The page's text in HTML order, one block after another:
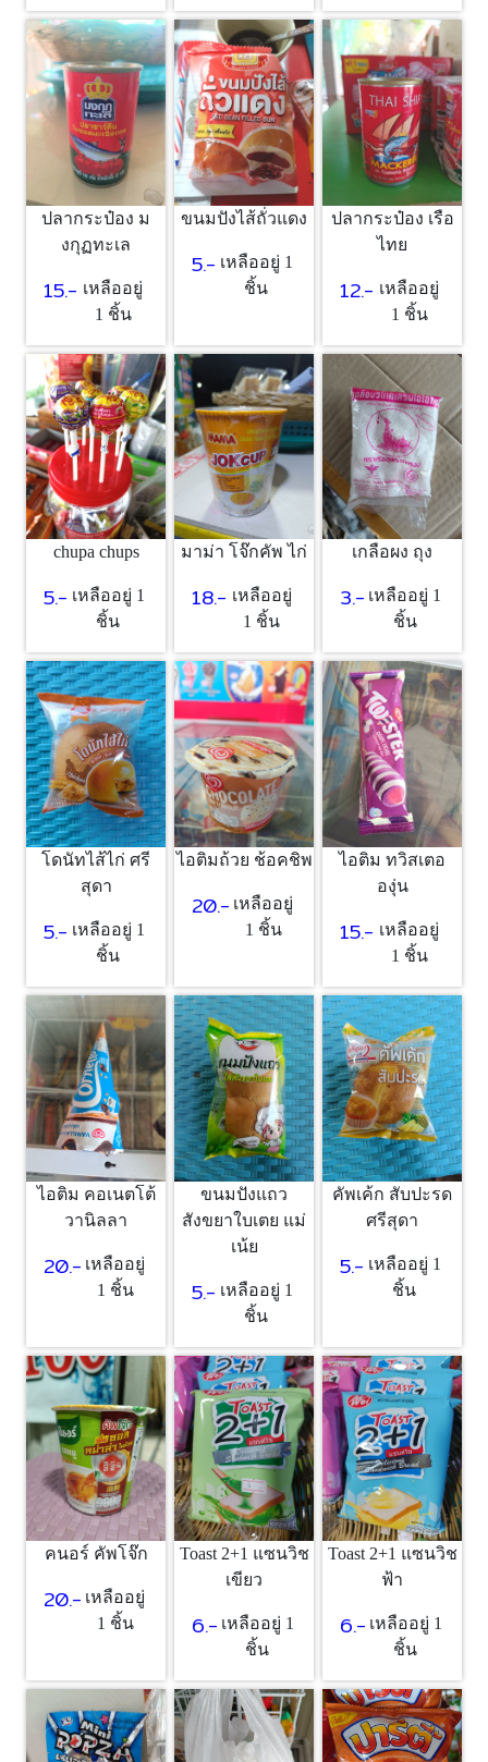
ปลากระป๋อง ม
งกุฏทะเล
15.- เหลืออยู่
1 ชิ้น
ขนมปังไส้ถั่วแดง
5.- เหลืออยู่ 1
ชิ้น
ปลากระป๋อง เรือ
ไทย
12.- เหลืออยู่
1 ชิ้น
chupa chups
5.- เหลืออยู่ 1
ชิ้น
มาม่า โจ๊กคัพ ไก่
18.- เหลืออยู่
1 ชิ้น
เกลือผง ถุง
3.- เหลืออยู่ 1
ชิ้น
โดนัทไส้ไก่ ศรี
สุดา
5.- เหลืออยู่ 1
ชิ้น
ไอติมถ้วย ช้อคชิพ
20.- เหลืออยู่
1 ชิ้น
ไอติม ทวิสเตอ
องุ่น
15.- เหลืออยู่
1 ชิ้น
ไอติม คอเนตโต้
วานิลลา
20.- เหลืออยู่
1 ชิ้น
ขนมปังแถว
สังขยาใบเตย แม่
เน้ย
5.- เหลืออยู่ 1
ชิ้น
คัพเค้ก สับปะรด
ศรีสุดา
5.- เหลืออยู่ 1
ชิ้น
คนอร์ คัพโจ๊ก
20.- เหลืออยู่
1 ชิ้น
Toast 2+1 แซนวิช
เขียว
6.- เหลืออยู่ 1
ชิ้น
Toast 2+1 แซนวิช
ฟ้า
6.- เหลืออยู่ 1
ชิ้น